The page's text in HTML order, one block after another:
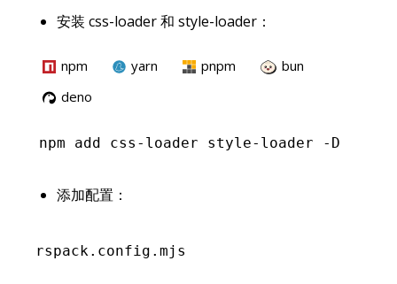
安装 css-loader 和 style-loader：
npm yarn pnpm
bun
deno
npm add css-loader style-loader -D
添加配置：
rspack.config.mjs